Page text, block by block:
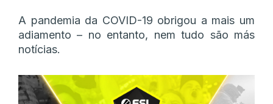
A pandemia da COVID-19 obrigou a mais um
adiamento – no entanto, nem tudo são más
notícias.